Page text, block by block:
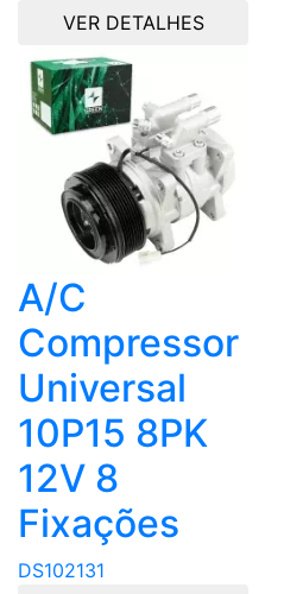
VER DETALHES
A/C
Compressor
Universal
10P15 8PK
12V 8
Fixações
DS102131